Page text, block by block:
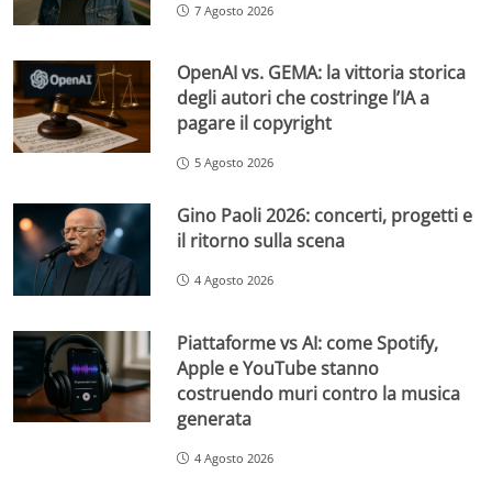
7 Agosto 2026
OpenAI vs. GEMA: la vittoria storica
degli autori che costringe l’IA a
pagare il copyright
5 Agosto 2026
Gino Paoli 2026: concerti, progetti e
il ritorno sulla scena
4 Agosto 2026
Piattaforme vs AI: come Spotify,
Apple e YouTube stanno
costruendo muri contro la musica
generata
4 Agosto 2026